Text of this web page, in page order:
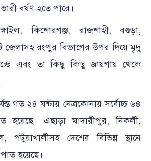
বর্ষণ হতে পারে।
কিশোরগঞ্জ, রাজশাহী, বগুড়া,
জেলাসহ রংপুর বিভাগের উপর দিয়ে মৃদু
এবং তা কিছু কিছু জায়গায় থেকে
গত ২৪ ঘন্টায় নেত্রকোনায় সর্বোচ্চ ৬৪
হয়েছে। এছাড়া মাদারীপুর, নিকলী,
পটুয়াখালীসহ দেশের বিভিন্ন স্থানে
হয়েছে।